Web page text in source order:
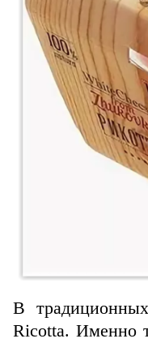
В
Ricotta. Именно